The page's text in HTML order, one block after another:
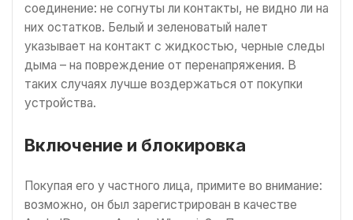
соединение: не согнуты ли контакты, не видно ли на
них остатков. Белый и зеленоватый налет
указывает на контакт с жидкостью, черные следы
дыма – на повреждение от перенапряжения. В
таких случаях лучше воздержаться от покупки
устройства.
Включение и блокировка
Покупая его у частного лица, примите во внимание:
возможно, он был зарегистрирован в качестве